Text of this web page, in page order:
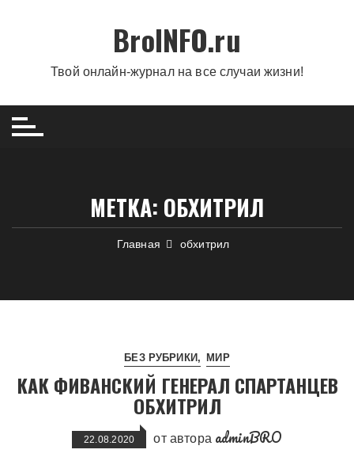
BroINFO.ru
Твой онлайн-журнал на все случаи жизни!
МЕТКА: ОБХИТРИЛ
Главная обхитрил
БЕЗ РУБРИКИ МИР
КАК ФИВАНСКИЙ ГЕНЕРАЛ СПАРТАНЦЕВ
ОБХИТРИЛ
22.08.2020 от автора adminBRO